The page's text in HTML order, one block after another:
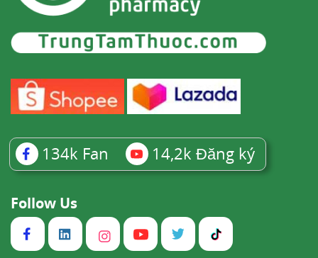
134k Fan 14,2k Đăng ký
Follow Us